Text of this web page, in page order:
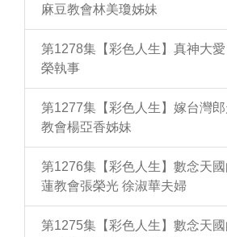
麻豆教會林美瓊姊妹
第1278集【彩色人生】真神大
榮執事
第1277集【彩色人生】嫁台灣
教會楊亞香姊妹
第1276集【彩色人生】數念天
蓮教會張榮光 徐淑華夫婦
第1275集【彩色人生】數念天